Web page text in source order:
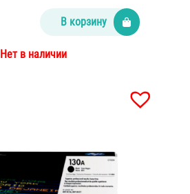
В корзину
Нет в наличии